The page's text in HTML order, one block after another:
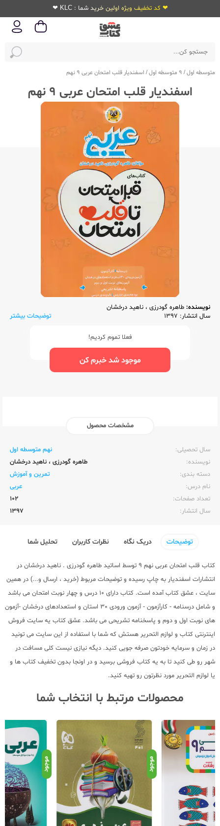
❤ کد تخفیف ویژه اولین خرید شما : KLC ❤
متوسطه اول/ 9 متوسطه اول / اسفندیار قلب امتحان عربی 9 نهم
اسفندیار قلب امتحان عربی 9 نهم
نویسنده: طاهره گودرزی ، ناهید درخشان
سال انتشار: 1397
توضیحات بیشتر
فعلا تموم کردیم!
موجود شد خبرم کن
مشخصات محصول
سال تحصیلی:‌
نهم متوسطه اول
نویسنده:‌
طاهره گودرزی ، ناهید درخشان
دسته بندی:
تمرین و آموزش
نام درس:
عربی
تعداد صفحات:‌
102
سال انتشار:‌
1397
توضیحات دریک نگاه نظرات کاربران تحلیل شما
کتاب قلب امتحان عربی نهم 9 توسط اساتید طاهره گودرزی . ناهید درخشان در
انتشارات اسفندیار به چاپ رسیده و توضیحات مربوط (خرید ، ارسال و...) در همین
سایت ، عشق کتاب آمده است. کتاب دارای 10 درس و چهار نوبت امتحان می باشد
و شامل درسنامه - کارآزمون - آزمون ورودی 30 استان و استعدادهای درخشان -آزمون
های نوبت اول و دوم و پاسخنامه تشریحی می باشد. عشق کتاب یه سایت فروش
اینترنتی کتاب و لوازم التحریر هستش که شما با استفاده از این سایت می تونید
در زمان و سرمایه خودتون صرفه جویی کنید. دیگه نیازی نیست کلی مسافت در
شهر رو طی کنید تا به یه کتاب فروشی برسید و در اونجا بدون تخفیف کتاب ها و
یا لوازم التحریر مورد نظرتون رو تهیه کنید.
محصولات مرتبط با انتخاب شما
موجود موجود